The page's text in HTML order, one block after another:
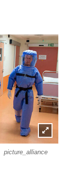
Lightbox
öffnen
picture_alliance